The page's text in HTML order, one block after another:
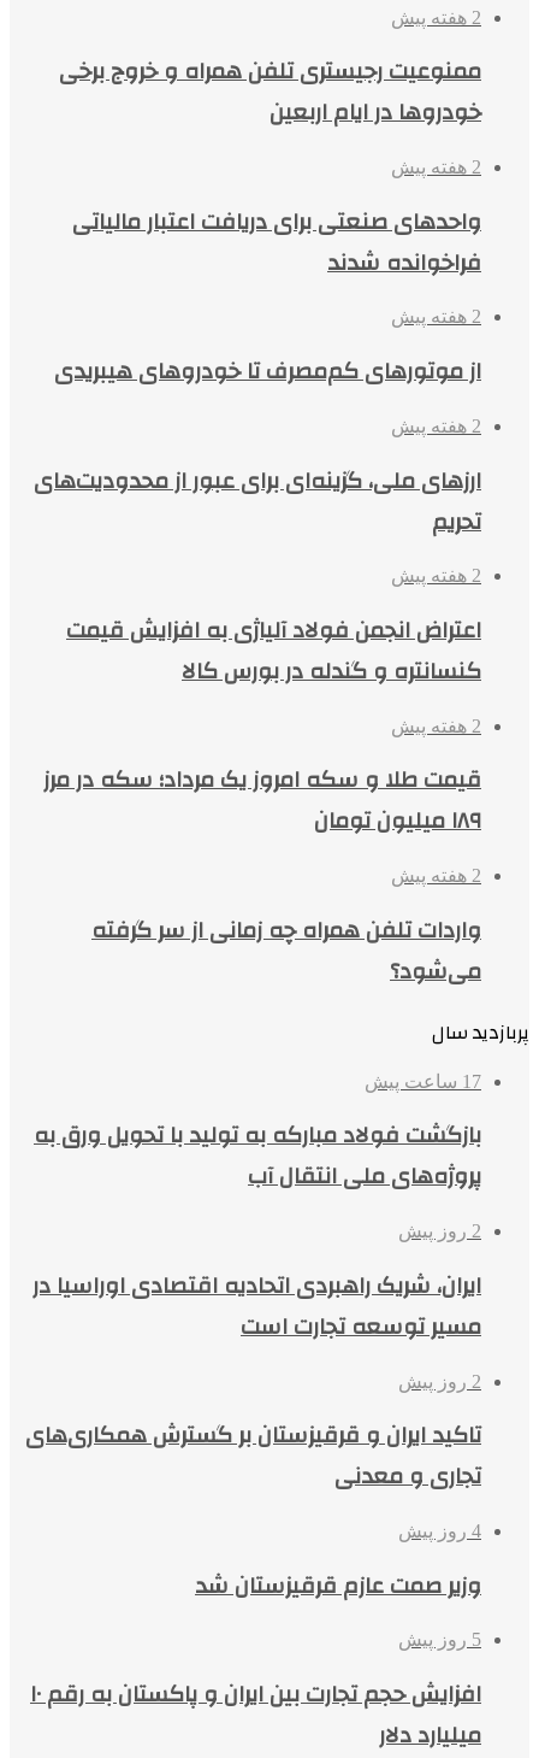
2 هفته پیش
ممنوعیت رجیستری تلفن همراه و خروج برخی
خودروها در ایام اربعین
2 هفته پیش
واحدهای صنعتی برای دریافت اعتبار مالیاتی
فراخوانده شدند
2 هفته پیش
از موتورهای کم‌مصرف تا خودروهای هیبریدی
2 هفته پیش
ارزهای ملی، گزینه‌ای برای عبور از محدودیت‌های
تحریم
2 هفته پیش
اعتراض انجمن فولاد آلیاژی به افزایش قیمت
کنسانتره و گندله در بورس کالا
2 هفته پیش
قیمت طلا و سکه امروز یک مرداد؛ سکه در مرز
۱۸۹ میلیون تومان
2 هفته پیش
واردات تلفن همراه چه زمانی از سر گرفته
می‌شود؟
پربازدید سال
17 ساعت پیش
بازگشت فولاد مبارکه به تولید با تحویل ورق به
پروژه‌های ملی انتقال آب
2 روز پیش
ایران، شریک راهبردی اتحادیه اقتصادی اوراسیا در
مسیر توسعه تجارت است
2 روز پیش
تاکید ایران و قرقیزستان بر گسترش همکاری‌های
تجاری و معدنی
4 روز پیش
وزیر صمت عازم قرقیزستان شد
5 روز پیش
افزایش حجم تجارت بین ایران و پاکستان به رقم ۱۰
میلیارد دلار